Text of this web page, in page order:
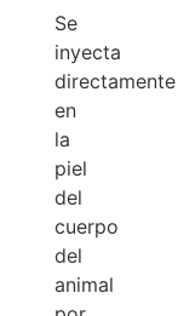
Se
inyecta
directamente
en
la
piel
del
cuerpo
del
animal